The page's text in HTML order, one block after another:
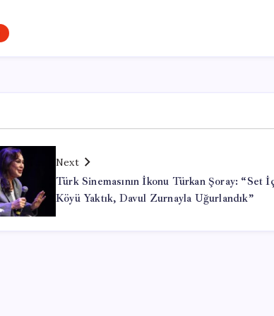
Next
Türk Sinemasının İkonu Türkan Şoray: “Set
Köyü Yaktık, Davul Zurnayla Uğurlandık”